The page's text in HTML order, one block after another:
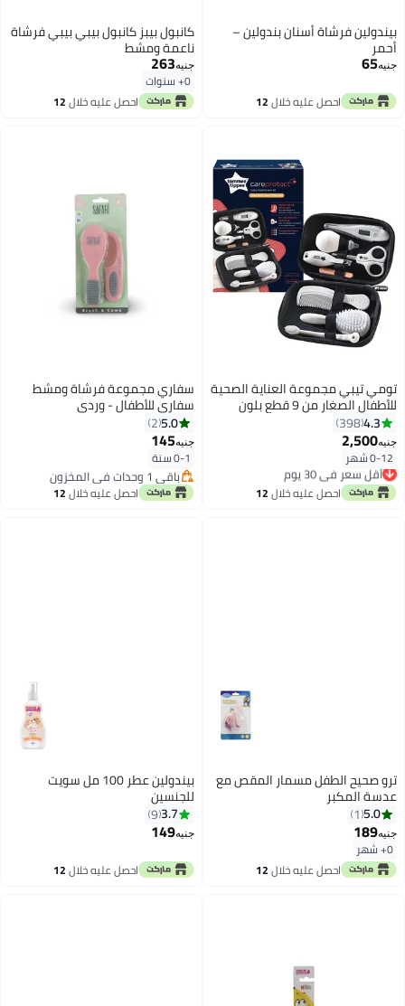
بيندولين فرشاة أسنان بندولين –
أحمر
جنيه65
احصل عليه خلال12
كانبول بيبز كانبول بيبي بيبي فرشاة
ناعمة ومشط
جنيه263
0+ سنوات
احصل عليه خلال12
تومي تيبي مجموعة العناية الصحية
للأطفال الصغار من 9 قطع بلون
أبيض4.3
398
جنيه2,500
0-12 شهرأقل سعر في 30 يوم
توصيل مجاني
أقل سعر في 30 يوماحصل عليه خلال12
سفاري مجموعة فرشاة ومشط
سفاري للأطفال - وردي
5.0
2
جنيه145
0-1 سنة
باقي 1 وحدات في المخزون
باقي 1 وحدات في المخزون احصل عليه خلال12
ترو صحيح الطفل مسمار المقص مع
عدسة المكبر
5.0
1
جنيه189
0+ شهر
احصل عليه خلال12
بيندولين عطر 100 مل سويت
للجنسين
3.7
9
جنيه149
احصل عليه خلال12